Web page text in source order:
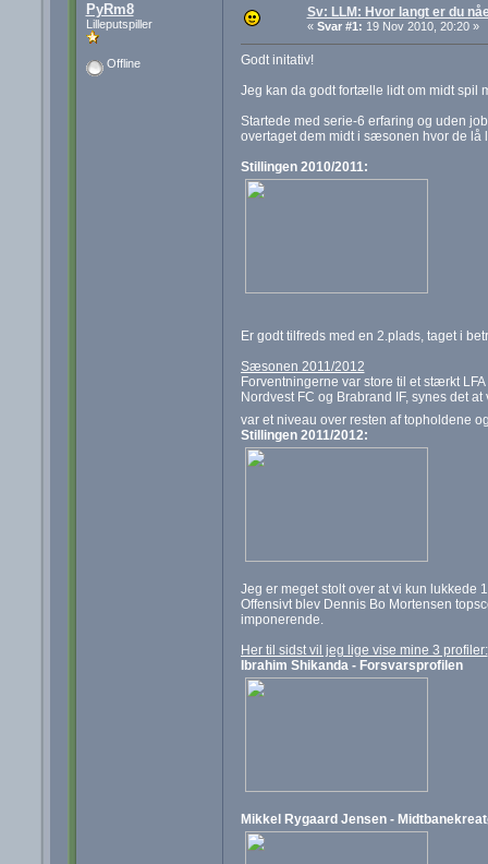
PyRm8
Lilleputspiller
Offline
Sv: LLM: Hvor langt er du
« Svar #1: 19 Nov 2010, 20:20 »
Godt initativ!
Jeg kan da godt fortælle lidt om midt spil
Startede med serie-6 erfaring og uden
overtaget dem midt i sæsonen hvor de lå
Stillingen 2010/2011:
Er godt tilfreds med en 2.plads, taget i
Sæsonen 2011/2012
Forventningerne var store til et stærkt
Nordvest FC og Brabrand IF, synes det
var et niveau over resten af topholdene
Stillingen 2011/2012:
Jeg er meget stolt over at vi kun lukkede
Offensivt blev Dennis Bo Mortensen
imponerende.
Her til sidst vil jeg lige vise mine 3 profiler:
Ibrahim Shikanda - Forsvarsprofilen
Mikkel Rygaard Jensen -